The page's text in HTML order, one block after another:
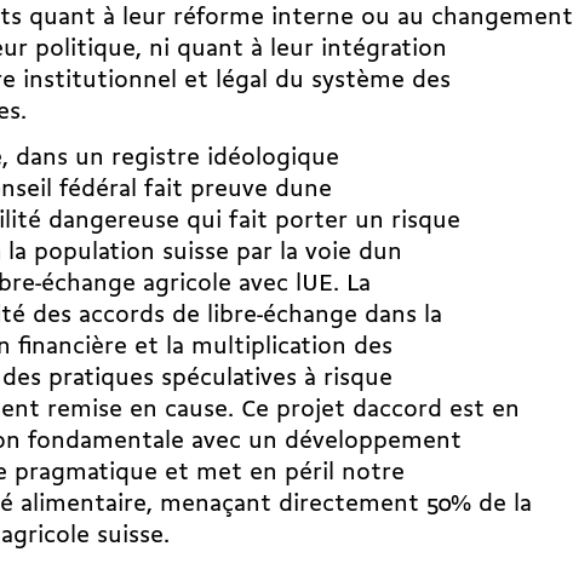
quant à leur réforme interne ou au changement
politique, ni quant à leur intégration
institutionnel et légal du système des
dans un registre idéologique
fédéral fait preuve dune
dangereuse qui fait porter un risque
population suisse par la voie dun
échange agricole avec lUE. La
des accords de libre-échange dans la
financière et la multiplication des
pratiques spéculatives à risque
remise en cause. Ce projet daccord est en
fondamentale avec un développement
pragmatique et met en péril notre
alimentaire, menaçant directement 50% de la
suisse.